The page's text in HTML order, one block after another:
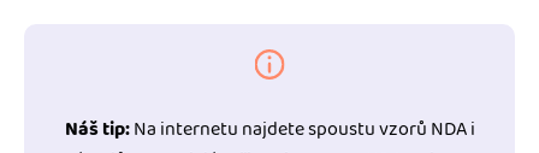
Náš tip:Na internetu najdete spoustu vzorů NDA i